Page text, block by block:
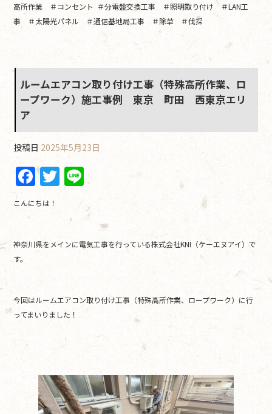
高所作業 ＃コンセント ＃分電盤交換工事 ＃照明取り付け ＃LAN工
事 ＃太陽光パネル ＃通信基地局工事 ＃除草 ＃伐採
ルームエアコン取り付け工事（特殊高所作業、ロ
ープワーク）施工事例 東京 町田 西東京エリ
ア
投稿日 2025年5月23日
F
a
c
e
b
o
k
T
itt
er
Li
e
こんにちは！
神奈川県をメインに電気工事を行っている株式会社KNI（ケーエヌアイ）で
す。
今回はルームエアコン取り付け工事（特殊高所作業、ロープワーク）に行
ってまいりました！